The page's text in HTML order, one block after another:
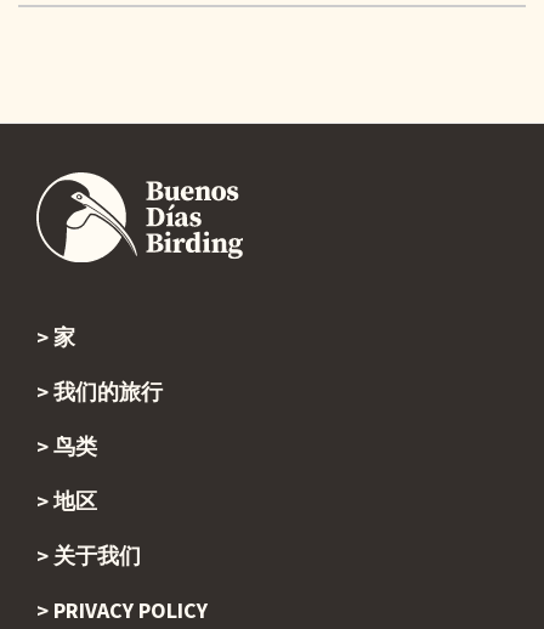
Footer
家
我们的旅行
鸟类
地区
关于我们
PRIVACY POLICY